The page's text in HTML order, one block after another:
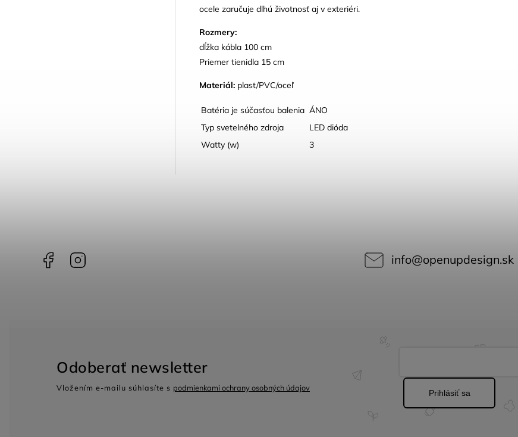
ocele zaručuje dlhú životnosť aj v exteriéri.
Rozmery:
dĺžka kábla 100 cm
Priemer tienidla 15 cm
Materiál: plast/PVC/oceľ
Batéria je súčasťou balenia ÁNO
Typ svetelného zdroja
LED dióda
Watty (w)
3
Facebook info@openupdesign.sk
Odoberať newsletter
Vložením e-mailu súhlasíte s podmienkami ochrany osobných údajov
Prihlásiť sa